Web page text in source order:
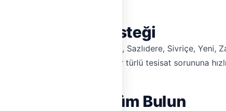
tesisat işlerini kapın!
Tesisatçı Desteği
Gökyurt, Işıklar, Merkez, Sazlıdere, Sivriçe, Yeni,
Silivri'de yaşadığınız her türlü tesisat sorununa
Çözüm Bulun